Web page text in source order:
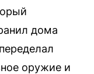
дома
оружие и